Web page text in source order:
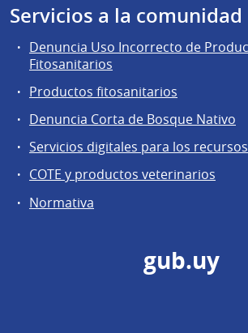
Servicios a la comunidad
Denuncia Uso Incorrecto de
Fitosanitarios
Productos fitosanitarios
Denuncia Corta de Bosque Nativo
Servicios digitales para los
COTE y productos veterinarios
Normativa
gub.uy